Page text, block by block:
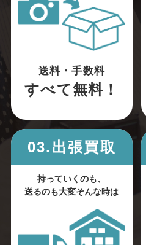
送料・手数料
すべて無料！
03.出張買取
持っていくのも、
送るのも大変そんな時は